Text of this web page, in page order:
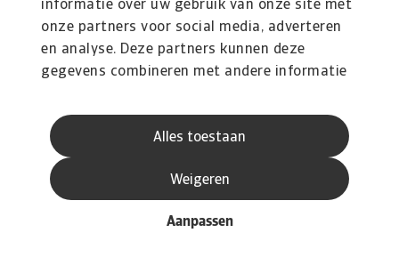
informatie over uw gebruik van onze site met
onze partners voor social media, adverteren
en analyse. Deze partners kunnen deze
gegevens combineren met andere informatie
verzameld op basis van uw gebruik van hun
services.
Alles toestaan
Aanpassen
Weigeren